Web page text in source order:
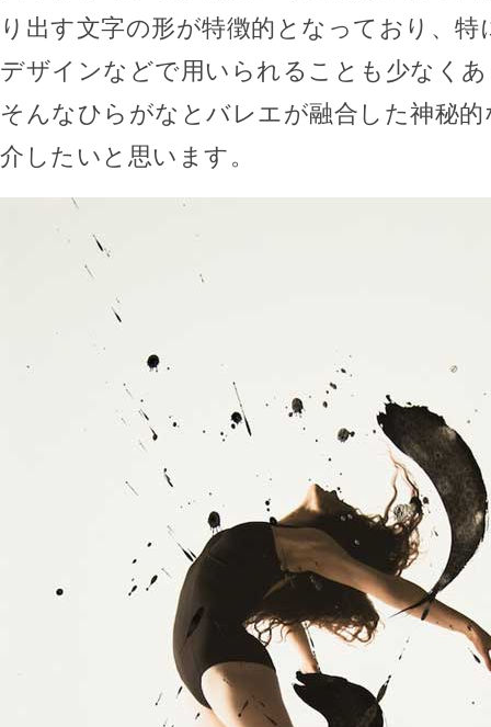
り出す文字の形が特徴的となっており、
デザインなどで用いられることも少なく
そんなひらがなとバレエが融合した神秘
介したいと思います。